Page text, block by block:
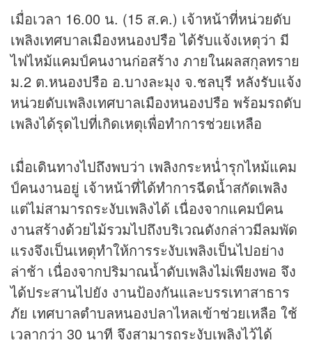
เมื่อเวลา 16.00 น. (15 ส.ค.) เจ้าหน้าที่หน่วยดับ
เพลิงเทศบาลเมืองหนองปรือ ได้รับแจ้งเหตุว่า มี
ไฟไหม้แคมป์คนงานก่อสร้าง ภายในผลสกุลทราย
ม.2 ต.หนองปรือ อ.บางละมุง จ.ชลบุรี หลังรับแจ้ง
หน่วยดับเพลิงเทศบาลเมืองหนองปรือ พร้อมรถดับ
เพลิงได้รุดไปที่เกิดเหตุเพื่อทำการช่วยเหลือ
เมื่อเดินทางไปถึงพบว่า เพลิงกระหน่ำรุกไหม้แคม
ป์คนงานอยู่ เจ้าหน้าที่ได้ทำการฉีดน้ำสกัดเพลิง
แต่ไม่สามารถระงับเพลิงได้ เนื่องจากแคมป์คน
งานสร้างด้วยไม้รวมไปถึงบริเวณดังกล่าวมีลมพัด
แรงจึงเป็นเหตุทำให้การระงับเพลิงเป็นไปอย่าง
ล่าช้า เนื่องจากปริมาณน้ำดับเพลิงไม่เพียงพอ จึง
ได้ประสานไปยัง งานป้องกันและบรรเทาสาธาร
ภัย เทศบาลตำบลหนองปลาไหลเข้าช่วยเหลือ ใช้
เวลากว่า 30 นาที จึงสามารถระงับเพลิงไว้ได้